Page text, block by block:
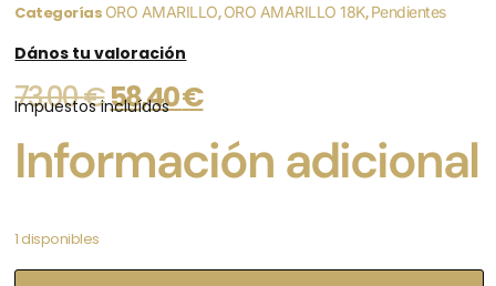
Categorías ORO AMARILLO,ORO AMARILLO 18K,Pendientes
Dános tu valoración
73,00€58,40€
Impuestos incluídos
Información adicional
1 disponibles